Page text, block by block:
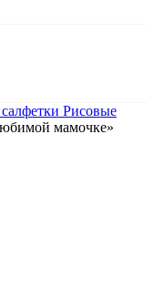
Рисовые
мамочке»